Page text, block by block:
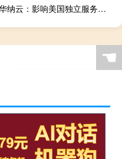
华纳云：影响美国独立服务器价格的因素有哪些
☚